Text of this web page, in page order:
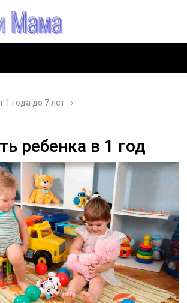
1 года до 7 лет
ребенка в 1 год